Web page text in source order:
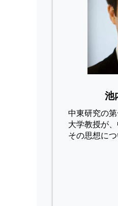
池
中東研究の
⼤学教授が
その思想に